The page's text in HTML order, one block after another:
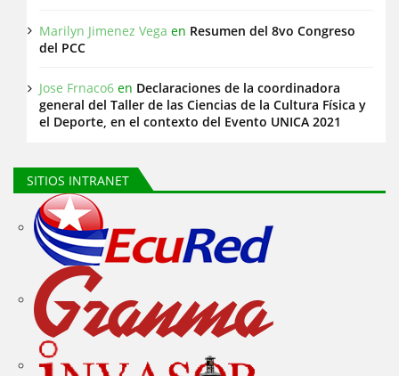
Marilyn Jimenez Vega en Resumen del 8vo Congreso
del PCC
Jose Frnaco6 en Declaraciones de la coordinadora
general del Taller de las Ciencias de la Cultura Física y
el Deporte, en el contexto del Evento UNICA 2021
SITIOS INTRANET